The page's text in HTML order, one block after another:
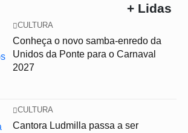
+ Lidas
CULTURA
Conheça o novo samba-enredo da
Unidos da Ponte para o Carnaval
2027
CULTURA
Cantora Ludmilla passa a ser